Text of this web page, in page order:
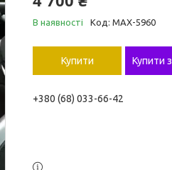
В наявності Код: MAX-5960
Купити Купити з
+380 (68) 033-66-42